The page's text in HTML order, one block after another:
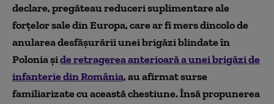
declare, pregăteau reduceri suplimentare ale
forțelor sale din Europa, care ar fi mers dincolo de
anularea desfășurării unei brigăzi blindate în
Polonia șide retragerea anterioară a unei brigăzi de
infanterie din România, au afirmat surse
familiarizate cu această chestiune. Însă propunerea